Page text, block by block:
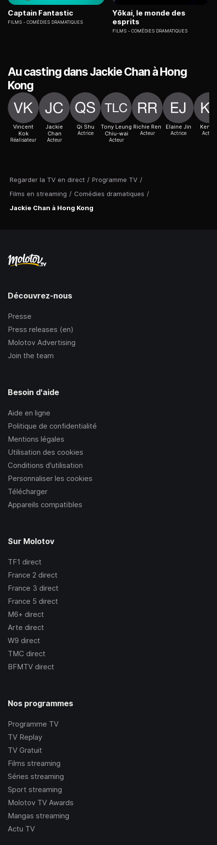
Regarder la TV en direct / Programme TV /
Films en streaming / Comédies dramatiques /
Jackie Chan à Hong Kong
Captain Fantastic
FILMS COMÉDIES DRAMATIQUES
Yōkai, le monde des
esprits
FILMS COMÉDIES DRAMATIQUES
Au casting dans Jackie Chan à Hong
Kong
Vincent
Kok
Réalisateur
Jackie
Chan
Acteur
Qi Shu
Actrice
Tony Leung
Chiu-wai
Acteur
Richie Ren
Acteur
Elaine Jin
Actrice
Ken
Acteur
Découvrez-nous
Presse
Press releases (en)
Molotov Advertising
Join the team
Besoin d'aide
Aide en ligne
Politique de confidentialité
Mentions légales
Utilisation des cookies
Conditions d’utilisation
Personnaliser les cookies
Télécharger
Appareils compatibles
Sur Molotov
TF1 direct
France 2 direct
France 3 direct
France 5 direct
M6+ direct
Arte direct
W9 direct
TMC direct
BFMTV direct
Nos programmes
Programme TV
TV Replay
TV Gratuit
Films streaming
Séries streaming
Sport streaming
Molotov TV Awards
Mangas streaming
Actu TV